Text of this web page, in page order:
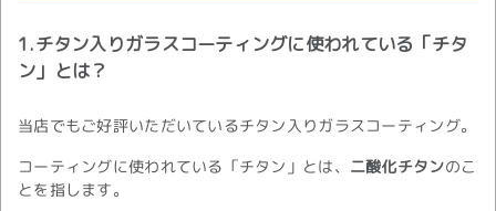
1.チタン入りガラスコーティングに使われている 「チタ
ン 」 とは？
当店でもご好評いただいているチタン入りガラスコーティング。
コーティングに使われている「チタン」とは、 二酸化チタンのこ
とを指します。